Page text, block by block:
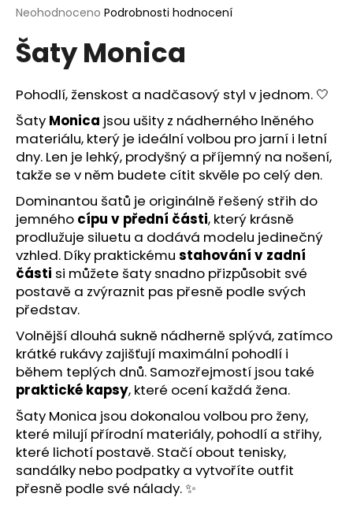
Průměrné
produktu
je
z
5
hvězdiček.
Neohodnoceno Podrobnosti hodnocení
Šaty Monica
Pohodlí, ženskost a nadčasový styl v jednom. 🤍
Šaty Monica jsou ušity z nádherného lněného
materiálu, který je ideální volbou pro jarní i letní
dny. Len je lehký, prodyšný a příjemný na nošení,
takže se v něm budete cítit skvěle po celý den.
Dominantou šatů je originálně řešený střih do
jemného cípu v přední části, který krásně
prodlužuje siluetu a dodává modelu jedinečný
vzhled. Díky praktickému stahování v zadní
části si můžete šaty snadno přizpůsobit své
postavě a zvýraznit pas přesně podle svých
představ.
Volnější dlouhá sukně nádherně splývá, zatímco
krátké rukávy zajišťují maximální pohodlí i
během teplých dnů. Samozřejmostí jsou také
praktické kapsy, které ocení každá žena.
Šaty Monica jsou dokonalou volbou pro ženy,
které milují přírodní materiály, pohodlí a střihy,
které lichotí postavě. Stačí obout tenisky,
sandálky nebo podpatky a vytvoříte outfit
přesně podle své nálady. ✨
a
j
í
?
HLEDAT
D
o
p
o
r
u
č
u
j
e
m
e
ŠATY
S